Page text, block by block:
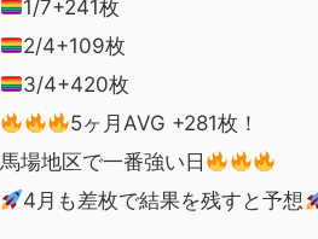
1/7+241枚
2/4+109枚
3/4+420枚
5ヶ月AVG +281枚！
馬場地区で一番強い日
4月も差枚で結果を残すと予想